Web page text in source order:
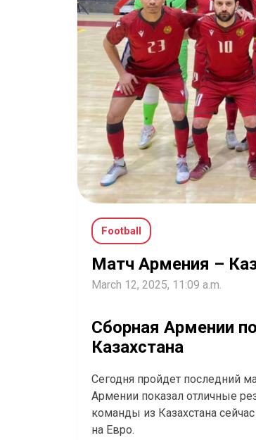
Football
Матч Армения –
March 12, 2025, 11:09 a.m.
Сборная Армении
Казахстана
Сегодня пройдет последний
Армении показал отличные
команды из Казахстана
на Евро.